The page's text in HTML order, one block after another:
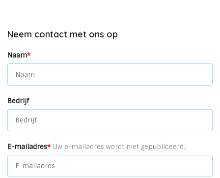
Neem contact met ons op
Naam*
Bedrijf
E-mailadres* Uw e-mailadres wordt niet gepubliceerd.